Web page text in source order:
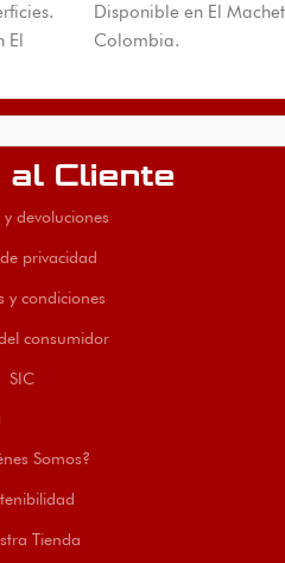
El
Disponible en El
Colombia.
al Cliente
devoluciones
privacidad
y condiciones
consumidor
SIC
Somos?
Tienda